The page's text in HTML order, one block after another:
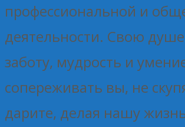
профессиональной и
деятельности. Свою
заботу, мудрость и
сопереживать вы, не
дарите, делая нашу